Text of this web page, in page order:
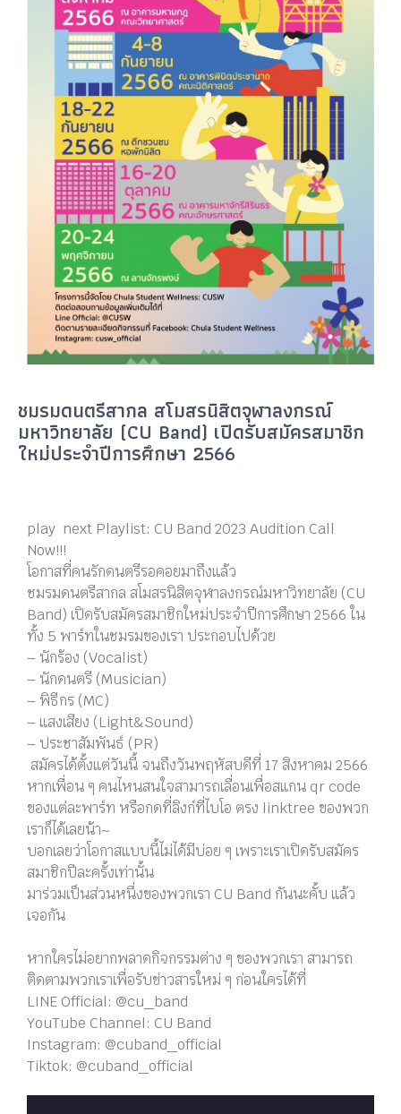
ชมรมดนตรีสากล สโมสรนิสิตจุฬาลงกรณ์
มหาวิทยาลัย (CU Band) เปิดรับสมัครสมาชิก
ใหม่ประจำปีการศึกษา 2566
play next Playlist: CU Band 2023 Audition Call
Now!!!
โอกาสที่คนรักดนตรีรอคอยมาถึงแล้ว
ชมรมดนตรีสากล สโมสรนิสิตจุฬาลงกรณ์มหาวิทยาลัย (CU
Band) เปิดรับสมัครสมาชิกใหม่ประจำปีการศึกษา 2566 ใน
ทั้ง 5 พาร์ทในชมรมของเรา ประกอบไปด้วย
– นักร้อง (Vocalist)
– นักดนตรี (Musician)
– พิธีกร (MC)
– แสงเสียง (Light&Sound)
– ประชาสัมพันธ์ (PR)
สมัครได้ตั้งแต่วันนี้ จนถึงวันพฤหัสบดีที่ 17 สิงหาคม 2566
หากเพื่อน ๆ คนไหนสนใจสามารถเลื่อนเพื่อสแกน qr code
ของแต่ละพาร์ท หรือกดที่ลิงก์ที่ไบโอ ตรง linktree ของพวก
เราก็ได้เลยน้า~
บอกเลยว่าโอกาสแบบนี้ไม่ได้มีบ่อย ๆ เพราะเราเปิดรับสมัคร
สมาชิกปีละครั้งเท่านั้น
มาร่วมเป็นส่วนหนึ่งของพวกเรา CU Band กันนะคั้บ แล้ว
เจอกัน
หากใครไม่อยากพลาดกิจกรรมต่าง ๆ ของพวกเรา สามารถ
ติดตามพวกเราเพื่อรับข่าวสารใหม่ ๆ ก่อนใครได้ที่
LINE Official: @cu_band
YouTube Channel: CU Band
Instagram: @cuband_official
Tiktok: @cuband_official